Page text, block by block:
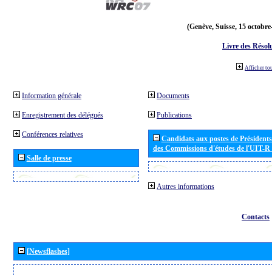
(Genève, Suisse, 15
Livre des
Afficher
Information générale
Enregistrement des délégués
Conférences relatives
Salle de presse
Documents
Publications
Candidats aux postes de
des Commissions d'études de l'UIT-
Autres informations
Contacts
[Newsflashes]